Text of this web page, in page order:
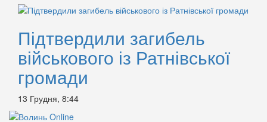
Підтвердили загибель
військового із Ратнівської
громади
13 Грудня, 8:44